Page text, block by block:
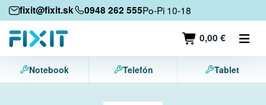
fixit@fixit.sk 0948 262 555Po-Pi 10-18
0,00 €
Mobilné zariadenia
Mobilné telefóny
Tablety
Notebook Telefón Tablet